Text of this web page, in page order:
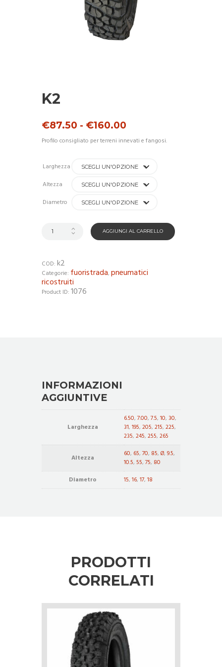
K2
€87.50 - €160.00
prezzo:
a
Profilo consigliato per terreni innevati e fangosi.
Larghezza
Altezza
Diametro
AGGIUNGI AL CARRELLO
COD: k2
Categorie: fuoristrada, pneumatici
ricostruiti
Product ID: 1076
INFORMAZIONI
AGGIUNTIVE
Larghezza
6.50,7.00,7.5, 10, 30,
31, 195, 205, 215, 225,
235, 245, 255, 265
Altezza 60, 65,70, 85, Ø, 9.5,
10.5, 55,75, 80
Diametro
15, 16, 17, 18
PRODOTTI
CORRELATI